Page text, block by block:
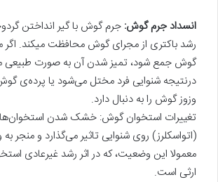
انسداد جرم گوش: جرم گوش با گیر انداختن
رشد باکتری از مجرای گوش محافظت میکند. اگر
گوش جمع شود، تمیز شدن آن به صورت
درنتیجه شنوایی فرد مختل می‌شود یا پرده‌ی
وزوز گوش را به دنبال دارد.
تغییرات استخوان گوش: خشک شدن
(اتواسکلرز) روی شنوایی تاثیر می‌گذارد و منجر
معمولا این وضعیت، که در اثر رشد غیرعادی
ارثی است.